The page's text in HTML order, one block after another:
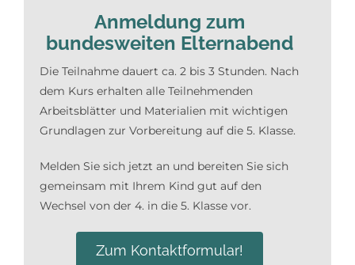
Anmeldung zum
bundesweiten Elternabend
Die Teilnahme dauert ca. 2 bis 3 Stunden. Nach
dem Kurs erhalten alle Teilnehmenden
Arbeitsblätter und Materialien mit wichtigen
Grundlagen zur Vorbereitung auf die 5. Klasse.
Melden Sie sich jetzt an und bereiten Sie sich
gemeinsam mit Ihrem Kind gut auf den
Wechsel von der 4. in die 5. Klasse vor.
Zum Kontaktformular!